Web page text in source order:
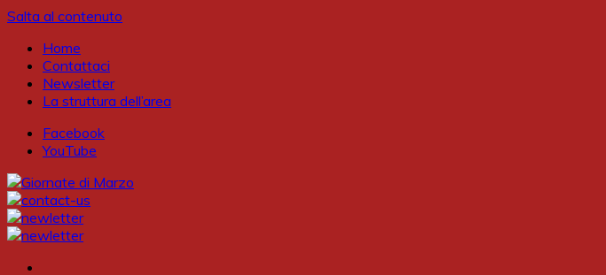
Salta al contenuto
Home
Contattaci
Newsletter
La struttura dell’area
Facebook
YouTube